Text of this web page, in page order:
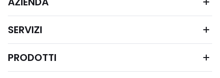
SERVIZI
PRODOTTI